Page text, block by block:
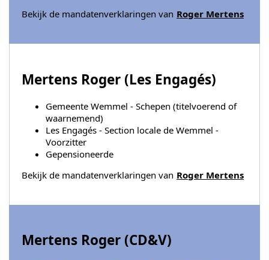
Bekijk de mandatenverklaringen van Roger Mertens
Mertens Roger (Les Engagés)
Gemeente Wemmel - Schepen (titelvoerend of
waarnemend)
Les Engagés - Section locale de Wemmel -
Voorzitter
Gepensioneerde
Bekijk de mandatenverklaringen van Roger Mertens
Mertens Roger (CD&V)